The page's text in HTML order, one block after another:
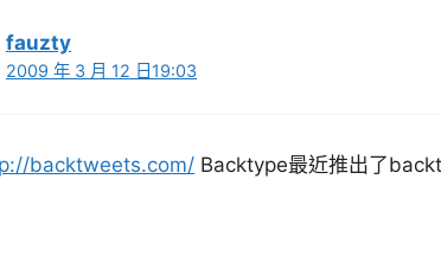
fauzty
2009 年 3 月 12 日19:03
backtweets.com/ Backtype最近推出了